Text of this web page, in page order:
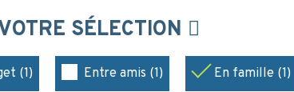
SÉLECTION
(1) Entre amis (1) En famille (1)